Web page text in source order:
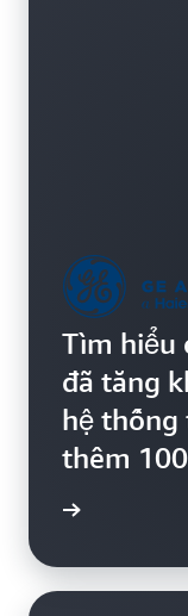
Tìm hiểu
đã tăng
hệ thống
thêm